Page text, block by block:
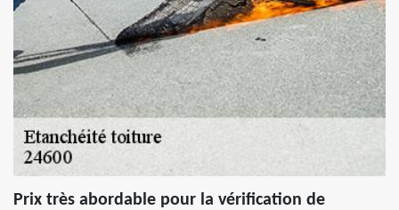
Prix très abordable pour la vérification de